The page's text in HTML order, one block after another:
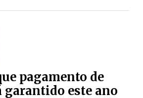
pagamento de
garantido este ano